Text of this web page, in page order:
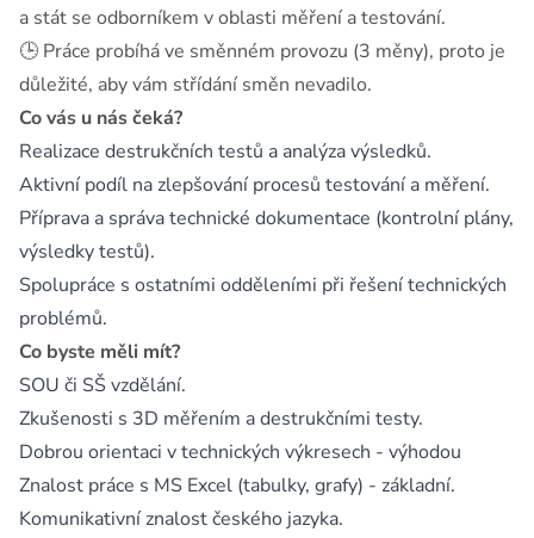
a stát se odborníkem v oblasti měření a testování.
🕒 Práce probíhá ve směnném provozu (3 měny), proto je
důležité, aby vám střídání směn nevadilo.
Co vás u nás čeká?
Realizace destrukčních testů a analýza výsledků.
Aktivní podíl na zlepšování procesů testování a měření.
Příprava a správa technické dokumentace (kontrolní plány,
výsledky testů).
Spolupráce s ostatními odděleními při řešení technických
problémů.
Co byste měli mít?
SOU či SŠ vzdělání.
Zkušenosti s 3D měřením a destrukčními testy.
Dobrou orientaci v technických výkresech - výhodou
Znalost práce s MS Excel (tabulky, grafy) - základní.
Komunikativní znalost českého jazyka.